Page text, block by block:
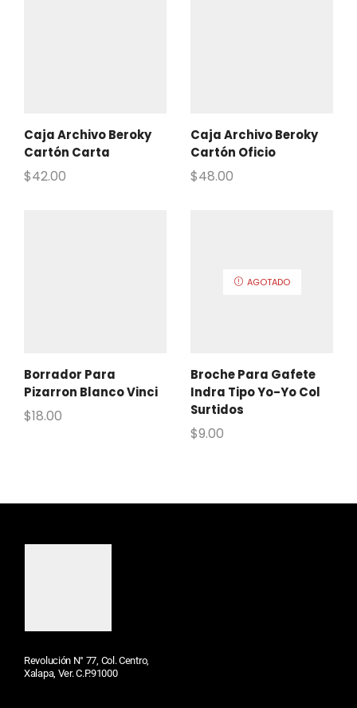
Caja Archivo Beroky
Cartón Carta
$42.00
Caja Archivo Beroky
Cartón Oficio
$48.00
Borrador Para
Pizarron Blanco Vinci
$18.00
AGOTADO
Broche Para Gafete
Indra Tipo Yo-Yo Col
Surtidos
$9.00
Revolución N° 77, Col. Centro,
Xalapa, Ver. C.P.91000